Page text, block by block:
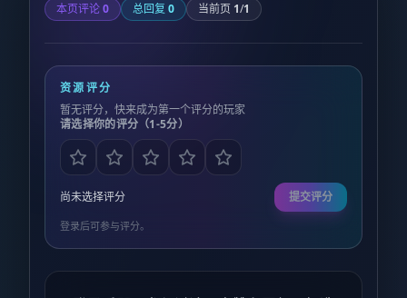
本页评论0 总回复 0 当前页 1/1
资源评分
暂无评分，快来成为第一个评分的玩家
请选择你的评分（1-5分）
尚未选择评分 提交评分
登录后可参与评分。